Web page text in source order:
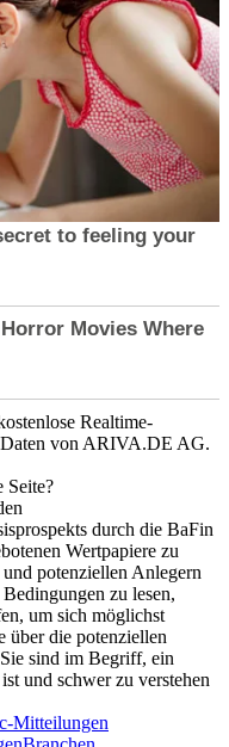
Realtime-
vonARIVA.DE AG.
Seite?
durch die BaFin
Wertpapiere zu
potenziellen Anlegern
zu lesen,
um sich möglichst
über die potenziellen
sind im Begriff, ein
und schwer zu verstehen
Mitteilungen